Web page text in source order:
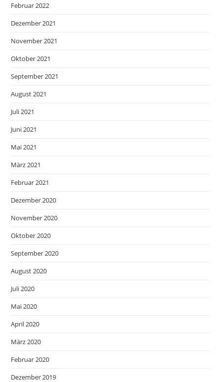
Februar 2022
Dezember 2021
November 2021
Oktober 2021
September 2021
August 2021
Juli 2021
Juni 2021
Mai 2021
März 2021
Februar 2021
Dezember 2020
November 2020
Oktober 2020
September 2020
August 2020
Juli 2020
Mai 2020
April 2020
März 2020
Februar 2020
Dezember 2019